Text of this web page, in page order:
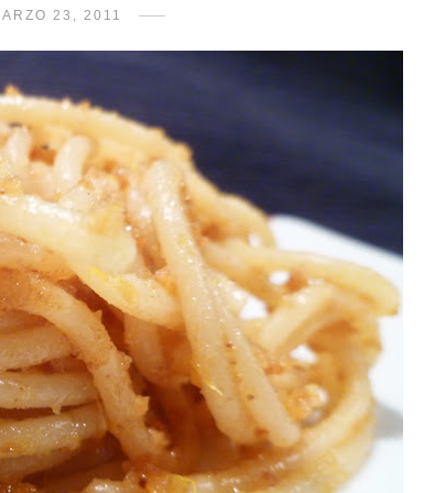
23, 2011